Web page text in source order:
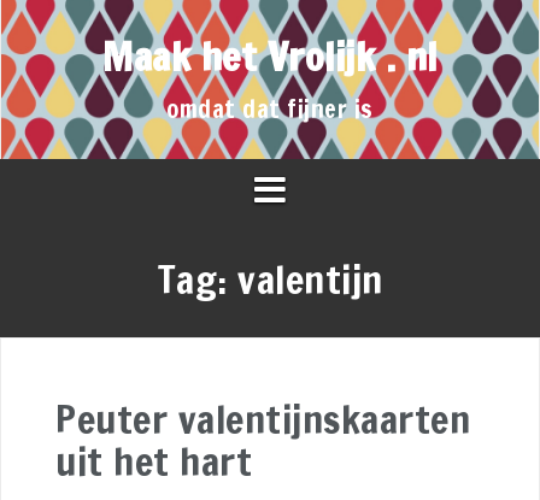
Maak het Vrolijk . nl
omdat dat fijner is
Tag: valentijn
Peuter valentijnskaarten
uit het hart